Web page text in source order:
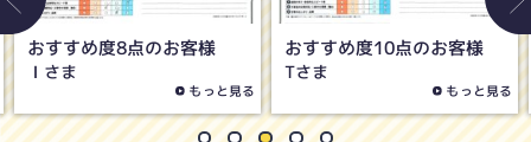
おすすめ度8点のお客様
Oさま
もっと見る
おすすめ度5点のお客様
Hさま
もっと見る